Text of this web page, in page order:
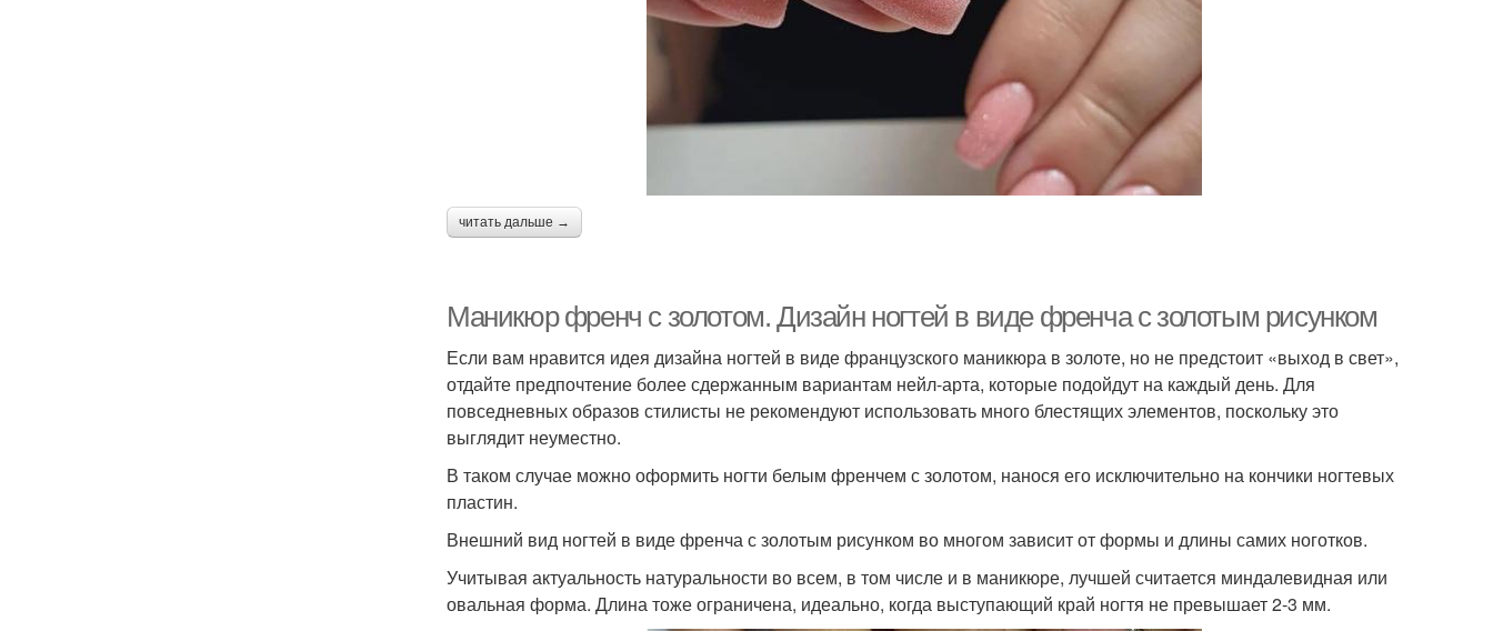
читать дальше →
Маникюр френч с золотом. Дизайн ногтей в виде френча с золотым рисунком
Если вам нравится идея дизайна ногтей в виде французского маникюра в золоте, но не предстоит «выход в свет»,
отдайте предпочтение более сдержанным вариантам нейл-арта, которые подойдут на каждый день. Для
повседневных образов стилисты не рекомендуют использовать много блестящих элементов, поскольку это
выглядит неуместно.
В таком случае можно оформить ногти белым френчем с золотом, нанося его исключительно на кончики ногтевых
пластин.
Внешний вид ногтей в виде френча с золотым рисунком во многом зависит от формы и длины самих ноготков.
Учитывая актуальность натуральности во всем, в том числе и в маникюре, лучшей считается миндалевидная или
овальная форма. Длина тоже ограничена, идеально, когда выступающий край ногтя не превышает 2-3 мм.